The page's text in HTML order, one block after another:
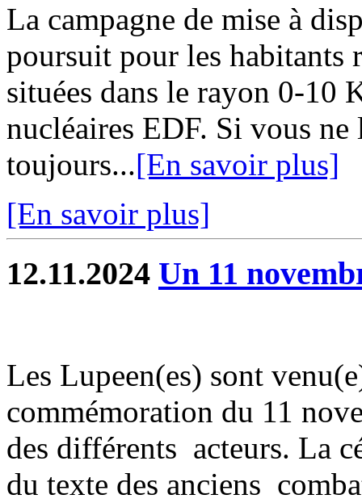
La campagne de mise à
poursuit pour les habitants
situées dans le rayon 0-10
nucléaires EDF. Si vous
toujours...[En savoir plus]
[En savoir plus]
12.11.2024 Un 11
Les Lupeen(es) sont
commémoration du 11
des différents acteurs. La
du texte des anciens